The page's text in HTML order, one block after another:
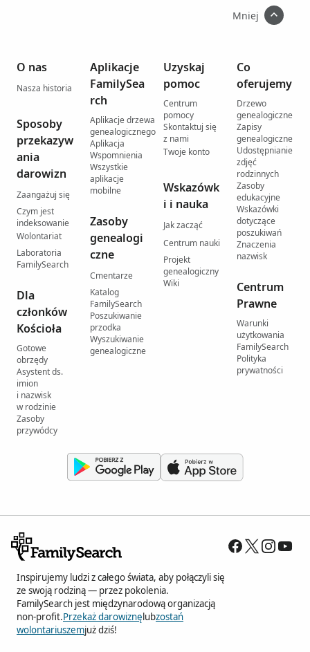
Mniej
O nas
Nasza historia
Sposoby
przekazyw
ania
darowizn
Zaangażuj się
Czym jest
indeksowanie
Wolontariat
Laboratoria
FamilySearch
Dla
członków
Kościoła
Gotowe
obrzędy
Asystent ds.
imion
i nazwisk
w rodzinie
Zasoby
przywódcy
Aplikacje
FamilySea
rch
Aplikacje drzewa
genealogicznego
Aplikacja
Wspomnienia
Wszystkie
aplikacje
mobilne
Zasoby
genealogi
czne
Cmentarze
Katalog
FamilySearch
Poszukiwanie
przodka
Wyszukiwanie
genealogiczne
Uzyskaj
pomoc
Centrum
pomocy
Skontaktuj się
z nami
Twoje konto
Wskazówk
i i nauka
Jak zacząć
Centrum nauki
Projekt
genealogiczny
Wiki
Co
oferujemy
Drzewo
genealogiczne
Zapisy
genealogiczne
Udostępnianie
zdjęć
rodzinnych
Zasoby
edukacyjne
Wskazówki
dotyczące
poszukiwań
Znaczenia
nazwisk
Centrum
Prawne
Warunki
użytkowania
FamilySearch
Polityka
prywatności
Inspirujemy ludzi z całego świata, aby połączyli się
ze swoją rodziną — przez pokolenia.
FamilySearch jest międzynarodową organizacją
non-profit.Przekaż darowiznęlubzostań
wolontariuszemjuż dziś!